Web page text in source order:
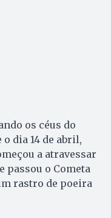
os céus do
dia 14 de abril,
a atravessar
passou o Cometa
rastro de poeira